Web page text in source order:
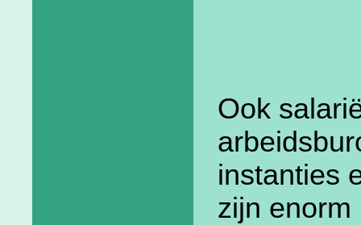
Ook
instanties
zijn enorm